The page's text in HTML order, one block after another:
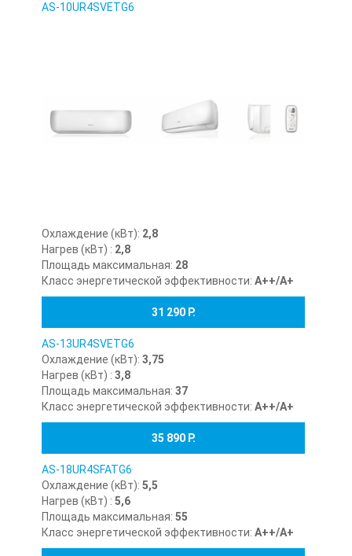
AS-10UR4SVETG6
Охлаждение (кВт): 2,8
Нагрев (кВт) : 2,8
Площадь максимальная: 28
Класс энергетической эффективности: А++/А+
31 290 Р.
AS-13UR4SVETG6
Охлаждение (кВт): 3,75
Нагрев (кВт) : 3,8
Площадь максимальная: 37
Класс энергетической эффективности: А++/А+
35 890 Р.
AS-18UR4SFATG6
Охлаждение (кВт): 5,5
Нагрев (кВт) : 5,6
Площадь максимальная: 55
Класс энергетической эффективности: А++/А+